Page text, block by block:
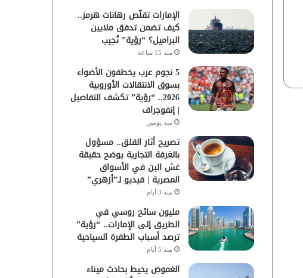
الإمارات تقلّص رهانات هرمز..
كيف تضمن تدفق ملايين
البراميل؟ “رؤية” تُجيب
منذ 15 ساعة
5 نجوم عرب يخطفون الأضواء
بسوق الانتقالات الأوروبية
2026.. “رؤية” تكشف التفاصيل
| إنفوجراف
منذ يومين
تصريح أثار القلق.. مسؤول
بالغرفة التجارية يوضح حقيقة
غش البن في الأسواق
المصرية | فيديو لـ”أزهري”
منذ 3 أيام
مليون سائح روسي في
الطريق إلى الإمارات.. “رؤية”
ترصد أسباب الطفرة السياحية
منذ 5 أيام
الغموض يحيط بحادث ميناء